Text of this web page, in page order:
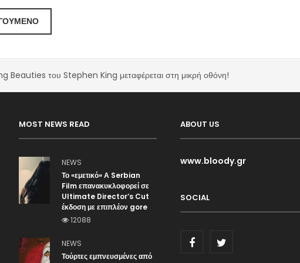
Beauties του Stephen King μεταφέρεται στη μικρή οθόνη!
MOST NEWS READ
NEWS
Το «εμετικό» Α Serbian
Film επανακυκλοφορεί σε
Ultimate Director’s Cut
έκδοση με επιπλέον gore
12088
NEWS
Τούρτες εμπνευσμένες από
ABOUT US
www.bloody.gr
SOCIAL